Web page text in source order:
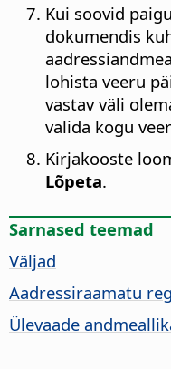
Kui soovid
dokumendis
lohista veeru
vastav väli
valida kogu
Kirjakooste
Lõpeta.
Sarnased teemad
Väljad
Aadressiraamatu
Ülevaade